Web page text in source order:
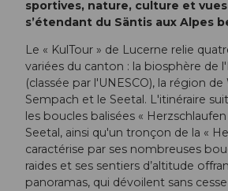
sportives, nature, culture et
s’étendant du Säntis aux Alpes
Le « KulTour » de Lucerne relie
variées du canton : la biosphère de
(classée par l'UNESCO), la région de
Sempach et le Seetal. L'itinéraire
les boucles balisées «
Seetal, ainsi qu'un tronçon de la «
caractérise par ses nombreuses
raides et ses sentiers d’altitude
panoramas, qui dévoilent sans